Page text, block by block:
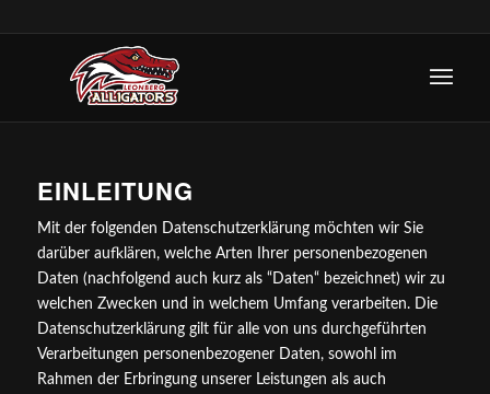
EINLEITUNG
Mit der folgenden Datenschutzerklärung möchten wir Sie
darüber aufklären, welche Arten Ihrer personenbezogenen
Daten (nachfolgend auch kurz als “Daten“ bezeichnet) wir zu
welchen Zwecken und in welchem Umfang verarbeiten. Die
Datenschutzerklärung gilt für alle von uns durchgeführten
Verarbeitungen personenbezogener Daten, sowohl im
Rahmen der Erbringung unserer Leistungen als auch